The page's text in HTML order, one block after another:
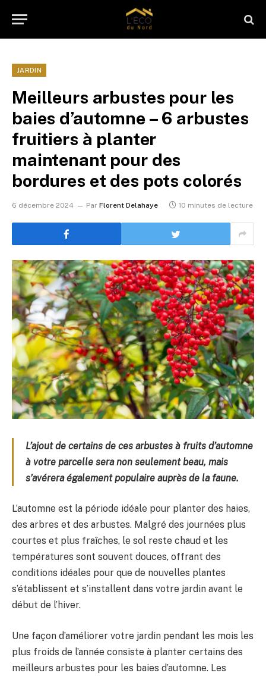
JARDIN
Meilleurs arbustes pour les
baies d’automne – 6 arbustes
fruitiers à planter
maintenant pour des
bordures et des pots colorés
6 décembre 2024 Par Florent Delahaye 10 minutes de lecture
L’ajout de certains de ces arbustes à fruits d’automne
à votre parcelle sera non seulement beau, mais
s’avérera également populaire auprès de la faune.
L’automne est la période idéale pour planter des haies,
des arbres et des arbustes. Malgré des journées plus
courtes et plus fraîches, le sol reste chaud et les
températures sont souvent douces, offrant des
conditions idéales pour que de nouvelles plantes
s’établissent et s’installent dans votre jardin avant le
début de l’hiver.
Une façon d’améliorer votre jardin pendant les mois les
plus froids de l’année consiste à planter certains des
meilleurs arbustes pour les baies d’automne. Les